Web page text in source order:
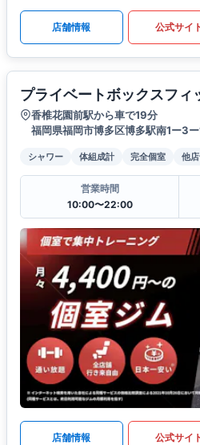
店舗情報 公式サイ
プライベートボックスフィ
香椎花園前駅から車で19分
福岡県福岡市博多区博多駅南1ー3
シャワー 体組成計 完全個室 他
営業時間
10:00〜22:00
店舗情報 公式サイ